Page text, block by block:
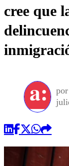
cree que
por